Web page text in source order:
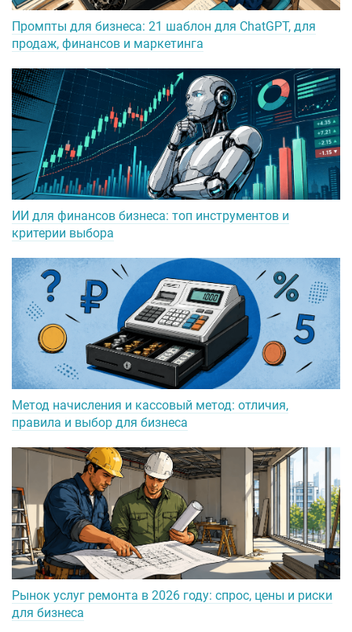
Промпты для бизнеса: 21 шаблон для ChatGPT, для
продаж, финансов и маркетинга
ИИ для финансов бизнеса: топ инструментов и
критерии выбора
Метод начисления и кассовый метод: отличия,
правила и выбор для бизнеса
Рынок услуг ремонта в 2026 году: спрос, цены и риски
для бизнеса